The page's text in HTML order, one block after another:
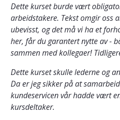
Dette kurset burde vært
arbeidstakere. Tekst omgir oss
ubevisst, og det må vi ha et
her, får du garantert nytte av -
sammen med kollegaer!
Dette kurset skulle lederne og
Da er jeg sikker på at
kundeservicen vår hadde vært
kursdeltaker.